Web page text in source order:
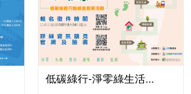
低碳綠行-淨零綠生活...